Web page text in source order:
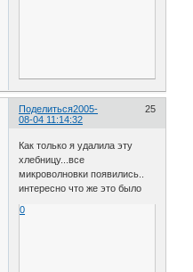
Поделиться 25
2005-
08-04 11:14:32
Как только я удалила эту
хлебницу...все
микроволновки появились..
интересно что же это было
0